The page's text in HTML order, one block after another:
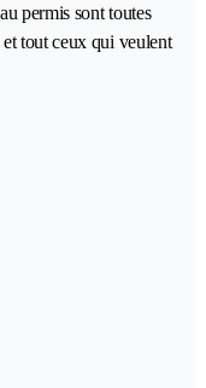
permis sont toutes
et tout ceux qui veulent